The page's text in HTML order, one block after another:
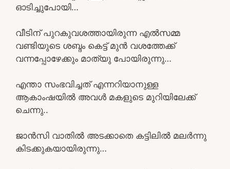
ഓടിച്ചുപോയി…
വീടിന് പുറകുവശത്തായിരുന്ന എൽസമ്മ
വണ്ടിയുടെ ശബ്ദം കെട്ട് മുൻ വശത്തേക്ക്
വന്നപ്പോഴേക്കും മാത്യു പോയിരുന്നു…
എന്താ സംഭവിച്ചത് എന്നറിയാനുള്ള
ആകാംഷയിൽ അവൾ മകളുടെ മുറിയിലേക്ക്
ചെന്നു..
ജാൻസി വാതിൽ അടക്കാതെ കട്ടിലിൽ മലർന്നു
കിടക്കുകയായിരുന്നു…